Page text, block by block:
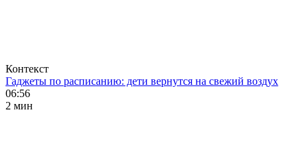
Контекст
Гаджеты по расписанию: дети вернутся на свежий воздух
06:56
2 мин